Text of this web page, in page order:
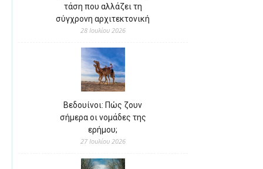
τάση που αλλάζει τη
σύγχρονη αρχιτεκτονική
28 Ιουλίου 2026
Βεδουίνοι: Πώς ζουν
σήμερα οι νομάδες της
ερήμου;
27 Ιουλίου 2026